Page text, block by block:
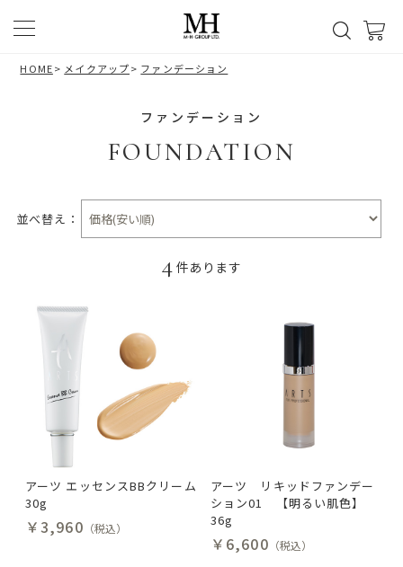
HOME> メイクアップ> ファンデーション
ファンデーション
FOUNDATION
並べ替え：
4 件あります
アーツ エッセンスBBクリーム
30g
￥3,960 （税込）
アーツ リキッドファンデー
ション01 【明るい肌色】
36g
￥6,600 （税込）